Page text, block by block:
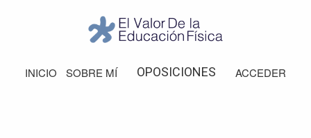
navegación
principal
barra
Valor
de
INICIO SOBRE MÍ OPOSICIONES ACCEDER